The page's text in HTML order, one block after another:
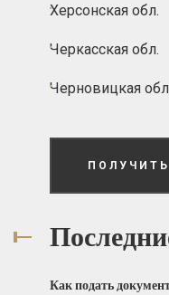
Херсонская обл.
Черкасская обл.
Черновицкая
Как подать